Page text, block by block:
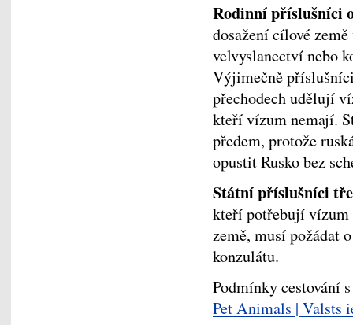
Rodinní příslušníci
dosažení cílové
velvyslanectví nebo
Výjimečně
přechodech udělují
kteří vízum nemají.
předem, protože
opustit Rusko bez
Státní příslušníci
kteří potřebují vízum
země, musí požádat
konzulátu.
Podmínky cestování
Pet Animals | Valsts